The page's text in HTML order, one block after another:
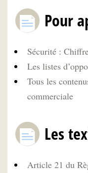
Pour
Sécurité :
Les listes
Tous les
commerciale
Les
Article 21 du